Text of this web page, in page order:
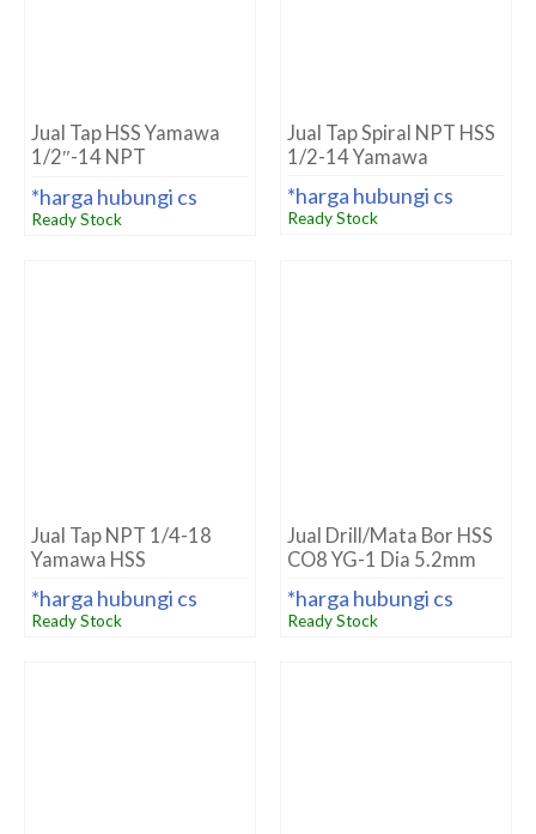
*harga hubungi cs
Ready Stock
*harga hubungi cs
Ready Stock
*harga hubungi cs
Ready Stock
*harga hubungi cs
Ready Stock